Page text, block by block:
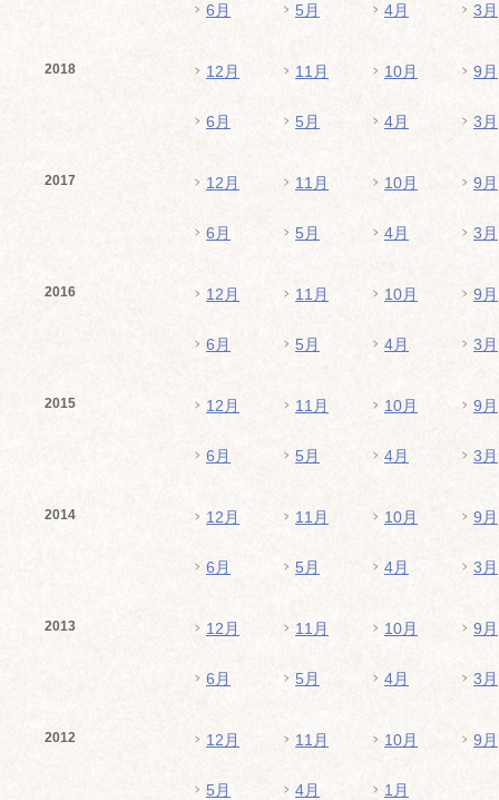
6月 5月 4月 3月
2018 12月 11月 10月 9月
6月 5月 4月 3月
2017 12月 11月 10月 9月
6月 5月 4月 3月
2016 12月 11月 10月 9月
6月 5月 4月 3月
2015 12月 11月 10月 9月
6月 5月 4月 3月
2014 12月 11月 10月 9月
6月 5月 4月 3月
2013 12月 11月 10月 9月
6月 5月 4月 3月
2012 12月 11月 10月 9月
5月 4月 1月